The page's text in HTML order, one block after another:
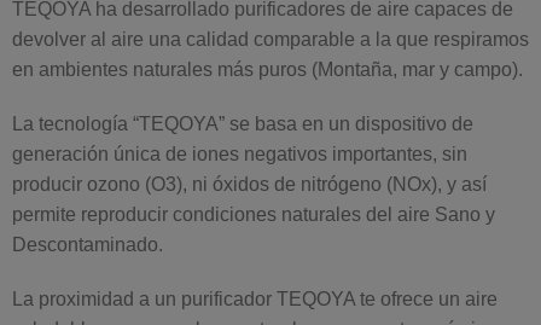
TEQOYA ha desarrollado purificadores de aire capaces de
devolver al aire una calidad comparable a la que respiramos
en ambientes naturales más puros (Montaña, mar y campo).
La tecnología “TEQOYA” se basa en un dispositivo de
generación única de iones negativos importantes, sin
producir ozono (O3), ni óxidos de nitrógeno (NOx), y así
permite reproducir condiciones naturales del aire Sano y
Descontaminado.
La proximidad a un purificador TEQOYA te ofrece un aire